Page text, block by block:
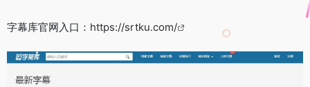
字幕库官网入口： https://srtku.com/